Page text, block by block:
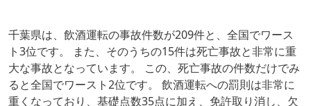
千葉県は、飲酒運転の事故件数が209件と、全国でワース
ト3位です。 また、そのうちの15件は死亡事故と非常に重
大な事故となっています。 この、死亡事故の件数だけでみ
ると全国でワースト2位です。 飲酒運転への罰則は非常に
重くなっており、基礎点数35点に加え、免許取り消し、欠